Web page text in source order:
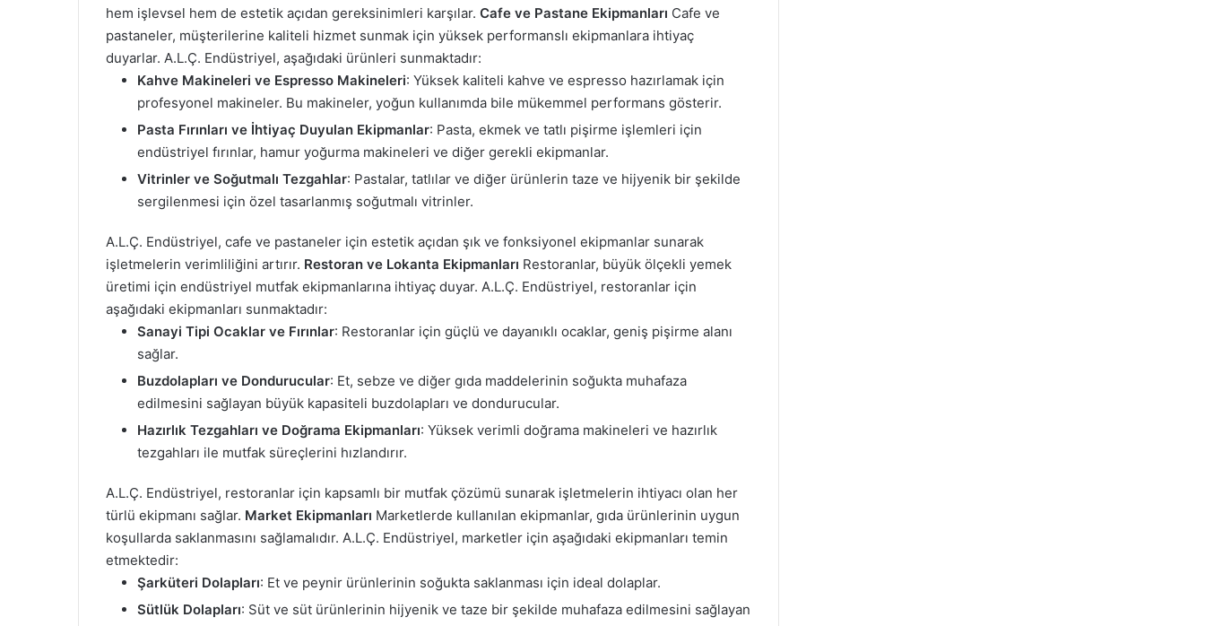
hem işlevsel hem de estetik açıdan gereksinimleri karşılar. Cafe ve Pastane Ekipmanları Cafe ve
pastaneler, müşterilerine kaliteli hizmet sunmak için yüksek performanslı ekipmanlara ihtiyaç
duyarlar. A.L.Ç. Endüstriyel, aşağıdaki ürünleri sunmaktadır:
Kahve Makineleri ve Espresso Makineleri: Yüksek kaliteli kahve ve espresso hazırlamak için
profesyonel makineler. Bu makineler, yoğun kullanımda bile mükemmel performans gösterir.
Pasta Fırınları ve İhtiyaç Duyulan Ekipmanlar: Pasta, ekmek ve tatlı pişirme işlemleri için
endüstriyel fırınlar, hamur yoğurma makineleri ve diğer gerekli ekipmanlar.
Vitrinler ve Soğutmalı Tezgahlar: Pastalar, tatlılar ve diğer ürünlerin taze ve hijyenik bir şekilde
sergilenmesi için özel tasarlanmış soğutmalı vitrinler.
A.L.Ç. Endüstriyel, cafe ve pastaneler için estetik açıdan şık ve fonksiyonel ekipmanlar sunarak
işletmelerin verimliliğini artırır. Restoran ve Lokanta Ekipmanları Restoranlar, büyük ölçekli yemek
üretimi için endüstriyel mutfak ekipmanlarına ihtiyaç duyar. A.L.Ç. Endüstriyel, restoranlar için
aşağıdaki ekipmanları sunmaktadır:
Sanayi Tipi Ocaklar ve Fırınlar: Restoranlar için güçlü ve dayanıklı ocaklar, geniş pişirme alanı
sağlar.
Buzdolapları ve Dondurucular: Et, sebze ve diğer gıda maddelerinin soğukta muhafaza
edilmesini sağlayan büyük kapasiteli buzdolapları ve dondurucular.
Hazırlık Tezgahları ve Doğrama Ekipmanları: Yüksek verimli doğrama makineleri ve hazırlık
tezgahları ile mutfak süreçlerini hızlandırır.
A.L.Ç. Endüstriyel, restoranlar için kapsamlı bir mutfak çözümü sunarak işletmelerin ihtiyacı olan her
türlü ekipmanı sağlar. Market Ekipmanları Marketlerde kullanılan ekipmanlar, gıda ürünlerinin uygun
koşullarda saklanmasını sağlamalıdır. A.L.Ç. Endüstriyel, marketler için aşağıdaki ekipmanları temin
etmektedir:
Şarküteri Dolapları: Et ve peynir ürünlerinin soğukta saklanması için ideal dolaplar.
Sütlük Dolapları: Süt ve süt ürünlerinin hijyenik ve taze bir şekilde muhafaza edilmesini sağlayan